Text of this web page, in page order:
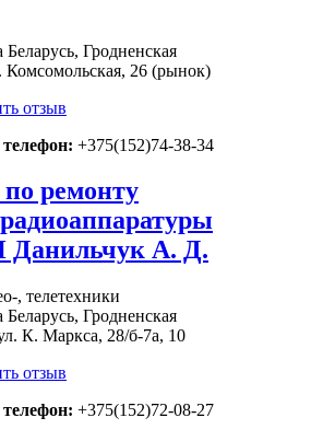
Гродненская
Комсомольская, 26 (рынок)
отзыв
+375(152)74-38-34
ремонту
А. Д.
, телетехники
Гродненская
К. Маркса, 28/б-7а, 10
отзыв
+375(152)72-08-27